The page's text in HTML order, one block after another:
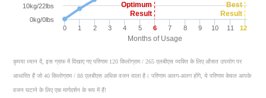
Months of Usage
Optimum
Result
Best
Result
0 1 2 3 4 5 6 7 8 9 10 11 12
0kg/0lbs
10kg/22lbs
कृपया ध्यान दें, इस ग्राफ में दिखाए गए परिणाम 120 किलोग्राम / 265 एलबीएस व्यक्ति के लिए औसत उपयोग पर
आधारित हैं जो 40 किलोग्राम / 88 एलबीएस अधिक वजन वाला है। परिणाम अलग-अलग होंगे, ये परिणाम केवल आपके
वजन घटाने के लिए एक मार्गदर्शन के रूप में हैं!